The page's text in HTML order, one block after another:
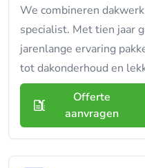
We combineren
specialist. Met tien jaar
jarenlange ervaring
tot dakonderhoud en
Offerte
aanvragen